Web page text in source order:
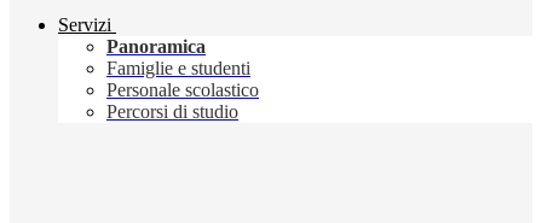
Servizi
Panoramica
Famiglie e studenti
Personale scolastico
Percorsi di studio